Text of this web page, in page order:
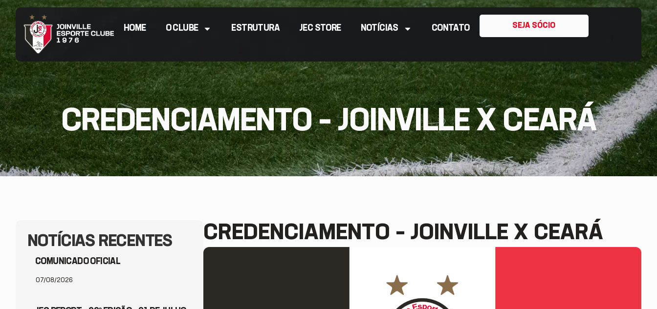
HOME O CLUBE ESTRUTURA JEC STORE NOTÍCIAS CONTATO SEJA SÓCIO
CREDENCIAMENTO – JOINVILLE X CEARÁ
NOTÍCIAS RECENTES
COMUNICADO OFICIAL
07/08/2026
CREDENCIAMENTO – JOINVILLE X CEARÁ